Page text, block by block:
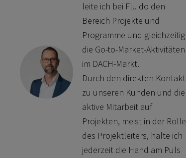
leite ich bei Fluido den
Bereich Projekte und
Programme und gleichzeitig
die Go-to-Market-Aktivitäten
im DACH-Markt.
Durch den direkten Kontakt
zu unseren Kunden und die
aktive Mitarbeit auf
Projekten, meist in der Rolle
des Projektleiters, halte ich
jederzeit die Hand am Puls